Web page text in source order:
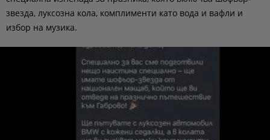
звезда, луксозна кола, комплименти като вода и вафли и
избор на музика.